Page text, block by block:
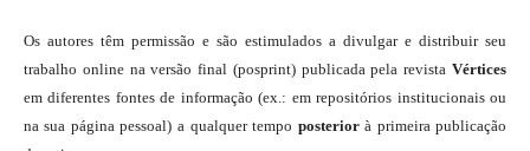
Os autores têm permissão e são estimulados a divulgar e distribuir seu
trabalho online na versão final (posprint) publicada pela revistaVértices
em diferentes fontes de informação (ex.: em repositórios institucionais ou
na sua página pessoal) a qualquer tempo posteriorà primeira publicação